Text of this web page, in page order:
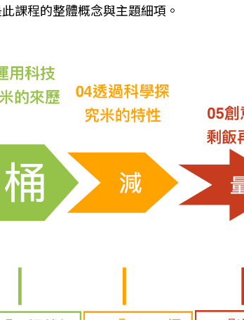
課程的整體概念與主題細項。